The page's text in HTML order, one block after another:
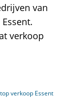
van
verkoop
verkoop Essent